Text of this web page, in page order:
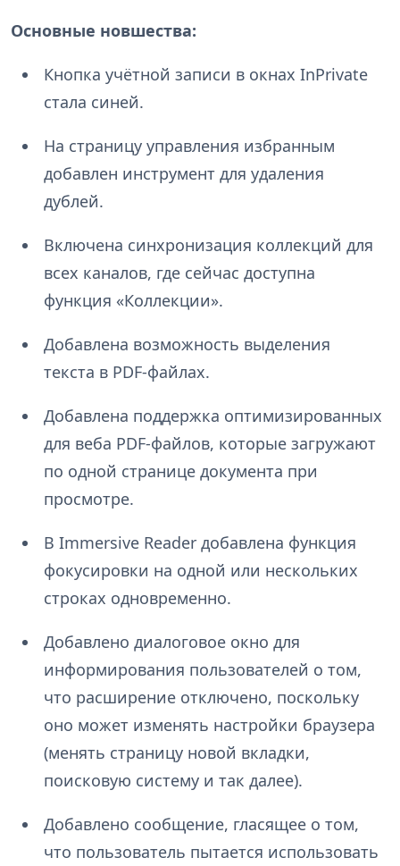
Основные новшества:
Кнопка учётной записи в окнах InPrivate
стала синей.
На страницу управления избранным
добавлен инструмент для удаления
дублей.
Включена синхронизация коллекций для
всех каналов, где сейчас доступна
функция «Коллекции».
Добавлена возможность выделения
текста в PDF-файлах.
Добавлена поддержка оптимизированных
для веба PDF-файлов, которые загружают
по одной странице документа при
просмотре.
В Immersive Reader добавлена функция
фокусировки на одной или нескольких
строках одновременно.
Добавлено диалоговое окно для
информирования пользователей о том,
что расширение отключено, поскольку
оно может изменять настройки браузера
(менять страницу новой вкладки,
поисковую систему и так далее).
Добавлено сообщение, гласящее о том,
что пользователь пытается использовать